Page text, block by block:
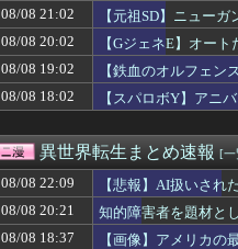
08/08 21:02
【元祖SD】ニュー
08/08 20:02
【GジェネE】オー
08/08 19:02
【鉄血のオルフェン
08/08 18:02
【スパロボY】アニ
異世界転生まとめ速報 [一
08/08 22:09
【悲報】AI扱いさ
08/08 20:21
知的障害者を題材と
08/08 18:37
【画像】アメリカの